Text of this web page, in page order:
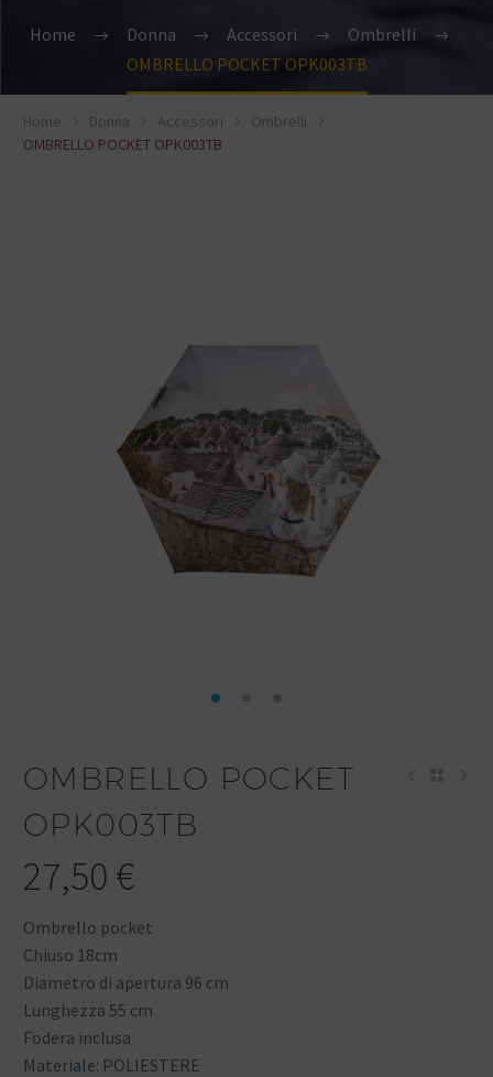
Home Donna Accessori
Ombrelli
OMBRELLO POCKET OPK003TB
Home Donna Accessori
Ombrelli
OMBRELLO POCKET OPK003TB
OMBRELLO POCKET
OPK003TB
27,50 €
Ombrello pocket
Chiuso 18cm
Diametro di apertura 96 cm
Lunghezza 55 cm
Fodera inclusa
Materiale: POLIESTERE